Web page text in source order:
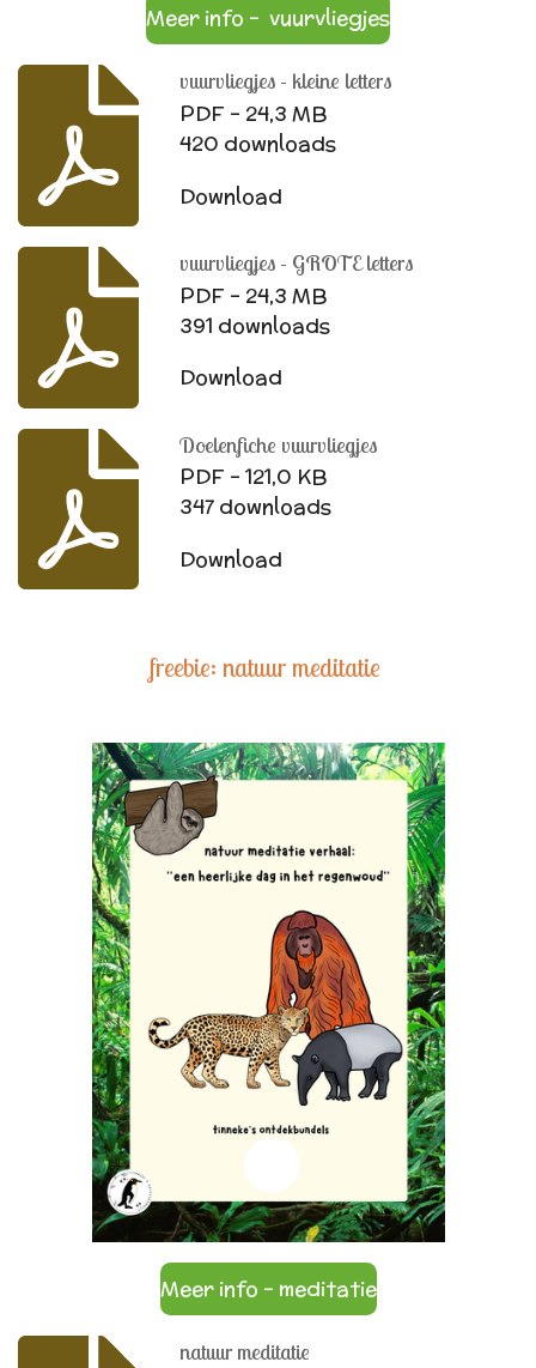
Meer info - vuurvliegjes
vuurvliegjes - kleine letters
PDF – 24,3 MB
420 downloads
Download
vuurvliegjes - GROTE letters
PDF – 24,3 MB
391 downloads
Download
Doelenfiche vuurvliegjes
PDF – 121,0 KB
347 downloads
Download
freebie: natuur meditatie
Meer info - meditatie
natuur meditatie